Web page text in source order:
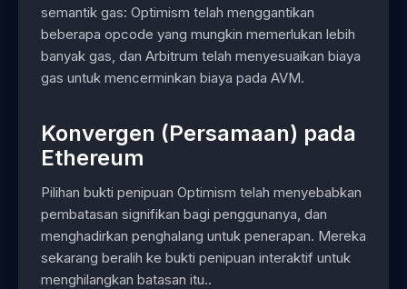
semantik gas: Optimism telah menggantikan
beberapa opcode yang mungkin memerlukan lebih
banyak gas, dan Arbitrum telah menyesuaikan biaya
gas untuk mencerminkan biaya pada AVM.
Konvergen (Persamaan) pada
Ethereum
Pilihan bukti penipuan Optimism telah menyebabkan
pembatasan signifikan bagi penggunanya, dan
menghadirkan penghalang untuk penerapan. Mereka
sekarang beralih ke bukti penipuan interaktif untuk
menghilangkan batasan itu..